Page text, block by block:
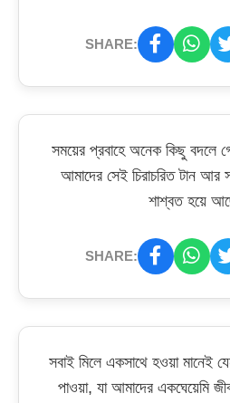
SHARE:
সময়ের প্রবাহে অনেক কিছু বদলে
আমাদের সেই চিরাচরিত টান
শাশ্বত হয়ে
SHARE:
সবাই মিলে একসাথে হওয়া মানেই
পাওয়া, যা আমাদের একঘেয়েমি